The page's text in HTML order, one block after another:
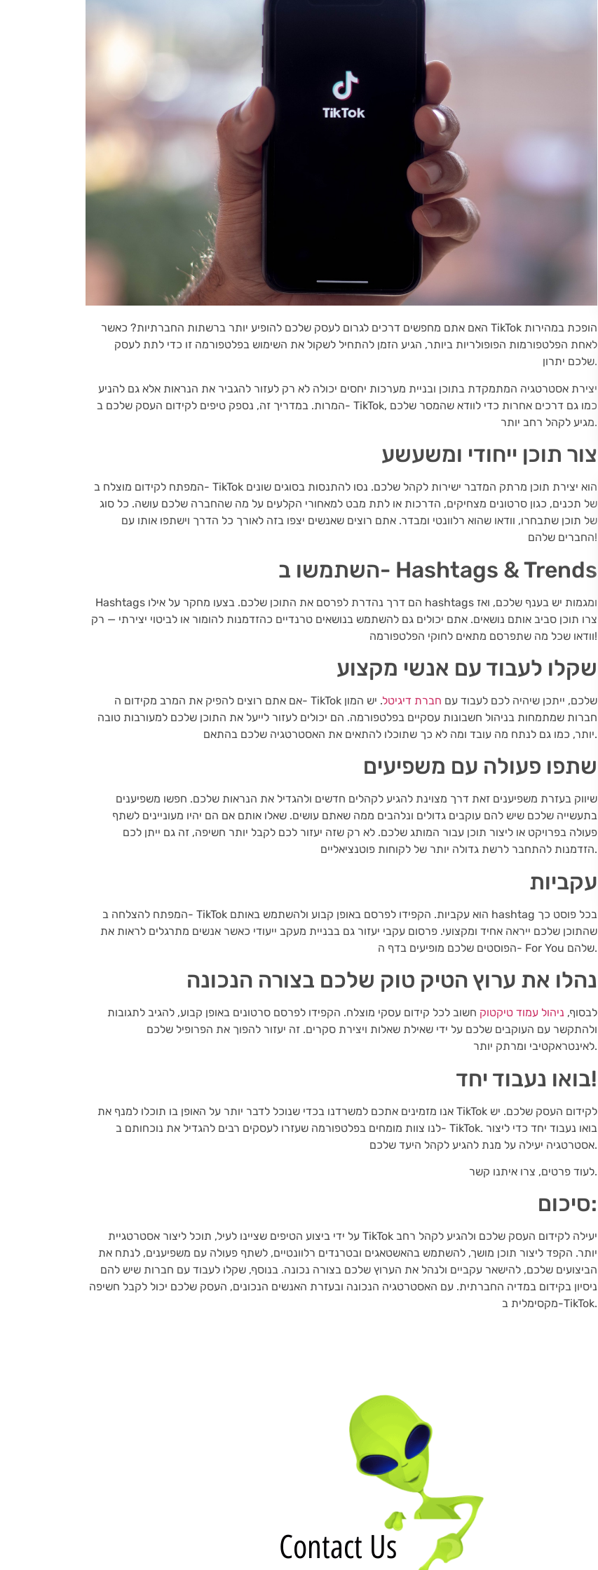
האם אתם מחפשים דרכים לגרום לעסק שלכם להופיע יותר ברשתות החברתיות? כאשר TikTok הופכת במהירות
לאחת הפלטפורמות הפופולריות ביותר, הגיע הזמן להתחיל לשקול את השימוש בפלטפורמה זו כדי לתת לעסק
שלכם יתרון.
יצירת אסטרטגיה המתמקדת בתוכן ובניית מערכות יחסים יכולה לא רק לעזור להגביר את הנראות אלא גם להניע
המרות. במדריך זה, נספק טיפים לקידום העסק שלכם ב- TikTok, כמו גם דרכים אחרות כדי לוודא שהמסר שלכם
מגיע לקהל רחב יותר.
צור תוכן ייחודי ומשעשע
המפתח לקידום מוצלח ב- TikTok הוא יצירת תוכן מרתק המדבר ישירות לקהל שלכם. נסו להתנסות בסוגים שונים
של תכנים, כגון סרטונים מצחיקים, הדרכות או לתת מבט למאחורי הקלעים על מה שהחברה שלכם עושה. כל סוג
של תוכן שתבחרו, וודאו שהוא רלוונטי ומבדר. אתם רוצים שאנשים יצפו בזה לאורך כל הדרך וישתפו אותו עם
החברים שלהם!
השתמשו ב- Hashtags & Trends
Hashtags הם דרך נהדרת לפרסם את התוכן שלכם. בצעו מחקר על אילו hashtags ומגמות יש בענף שלכם, ואז
צרו תוכן סביב אותם נושאים. אתם יכולים גם להשתמש בנושאים טרנדיים כהזדמנות להומור או לביטוי יצירתי — רק
וודאו שכל מה שתפרסם מתאים לחוקי הפלטפורמה!
שקלו לעבוד עם אנשי מקצוע
אם אתם רוצים להפיק את המרב מקידום ה- TikTok שלכם, ייתכן שיהיה לכם לעבוד עם חברת דיגיטל. יש המון
חברות שמתמחות בניהול חשבונות עסקיים בפלטפורמה. הם יכולים לעזור לייעל את התוכן שלכם למעורבות טובה
יותר, כמו גם לנתח מה עובד ומה לא כך שתוכלו להתאים את האסטרטגיה שלכם בהתאם.
שתפו פעולה עם משפיעים
שיווק בעזרת משפיענים זאת דרך מצוינת להגיע לקהלים חדשים ולהגדיל את הנראות שלכם. חפשו משפיענים
בתעשייה שלכם שיש להם עוקבים גדולים ונלהבים ממה שאתם עושים. שאלו אותם אם הם יהיו מעוניינים לשתף
פעולה בפרויקט או ליצור תוכן עבור המותג שלכם. לא רק שזה יעזור לכם לקבל יותר חשיפה, זה גם ייתן לכם
הזדמנות להתחבר לרשת גדולה יותר של לקוחות פוטנציאליים.
עקביות
המפתח להצלחה ב- TikTok הוא עקביות. הקפידו לפרסם באופן קבוע ולהשתמש באותם hashtag בכל פוסט כך
שהתוכן שלכם ייראה אחיד ומקצועי. פרסום עקבי יעזור גם בבניית מעקב ייעודי כאשר אנשים מתרגלים לראות את
הפוסטים שלכם מופיעים בדף ה- For You שלהם.
נהלו את ערוץ הטיק טוק שלכם בצורה הנכונה
לבסוף, ניהול עמוד טיקטוק חשוב לכל קידום עסקי מוצלח. הקפידו לפרסם סרטונים באופן קבוע, להגיב לתגובות
ולהתקשר עם העוקבים שלכם על ידי שאילת שאלות ויצירת סקרים. זה יעזור להפוך את הפרופיל שלכם
לאינטראקטיבי ומרתק יותר.
בואו נעבוד יחד!
אנו מזמינים אתכם למשרדנו בכדי שנוכל לדבר יותר על האופן בו תוכלו למנף את TikTok לקידום העסק שלכם. יש
לנו צוות מומחים בפלטפורמה שעזרו לעסקים רבים להגדיל את נוכחותם ב- TikTok. בואו נעבוד יחד כדי ליצור
אסטרטגיה יעילה על מנת להגיע לקהל היעד שלכם.
לעוד פרטים, צרו איתנו קשר.
סיכום:
על ידי ביצוע הטיפים שציינו לעיל, תוכל ליצור אסטרטגיית TikTok יעילה לקידום העסק שלכם ולהגיע לקהל רחב
יותר. הקפד ליצור תוכן מושך, להשתמש בהאשטאגים ובטרנדים רלוונטיים, לשתף פעולה עם משפיענים, לנתח את
הביצועים שלכם, להישאר עקביים ולנהל את הערוץ שלכם בצורה נכונה. בנוסף, שקלו לעבוד עם חברות שיש להם
ניסיון בקידום במדיה החברתית. עם האסטרטגיה הנכונה ובעזרת האנשים הנכונים, העסק שלכם יכול לקבל חשיפה
מקסימלית ב-TikTok.
Contact Us